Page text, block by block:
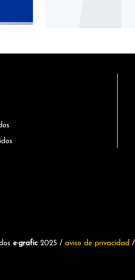
e·grafic2025 / aviso de privacidad/